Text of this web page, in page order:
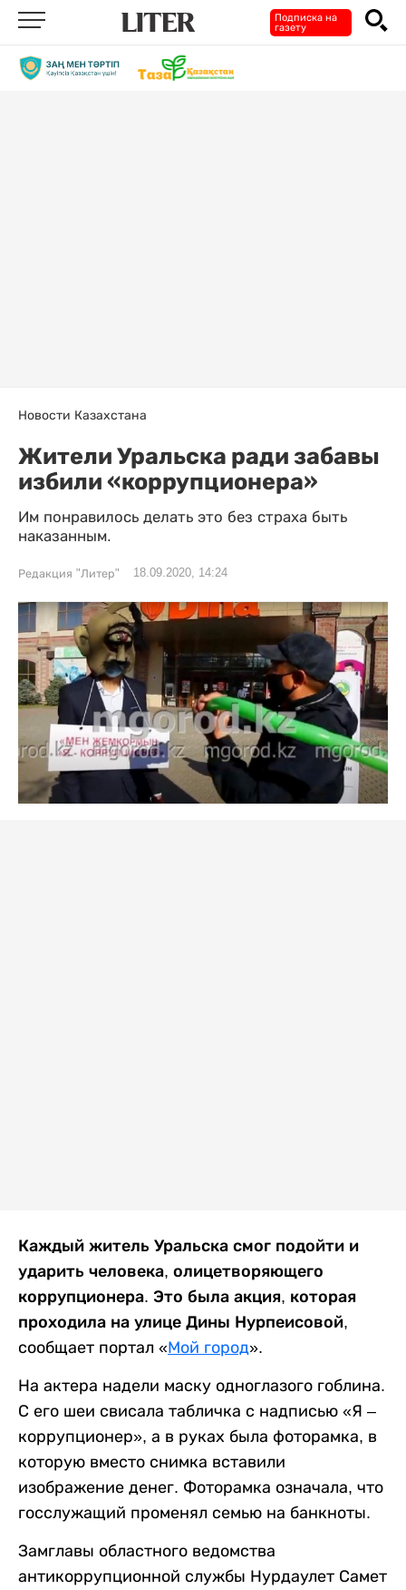
Подписка на
газету
Новости Казахстана
Жители Уральска ради забавы
избили «коррупционера»
Им понравилось делать это без страха быть
наказанным.
Редакция "Литер" 18.09.2020, 14:24
Каждый житель Уральска смог подойти и
ударить человека, олицетворяющего
коррупционера. Это была акция, которая
проходила на улице Дины Нурпеисовой,
сообщает портал «Мой город».
На актера надели маску одноглазого гоблина.
С его шеи свисала табличка с надписью «Я –
коррупционер», а в руках была фоторамка, в
которую вместо снимка вставили
изображение денег. Фоторамка означала, что
госслужащий променял семью на банкноты.
Замглавы областного ведомства
антикоррупционной службы Нурдаулет Самет